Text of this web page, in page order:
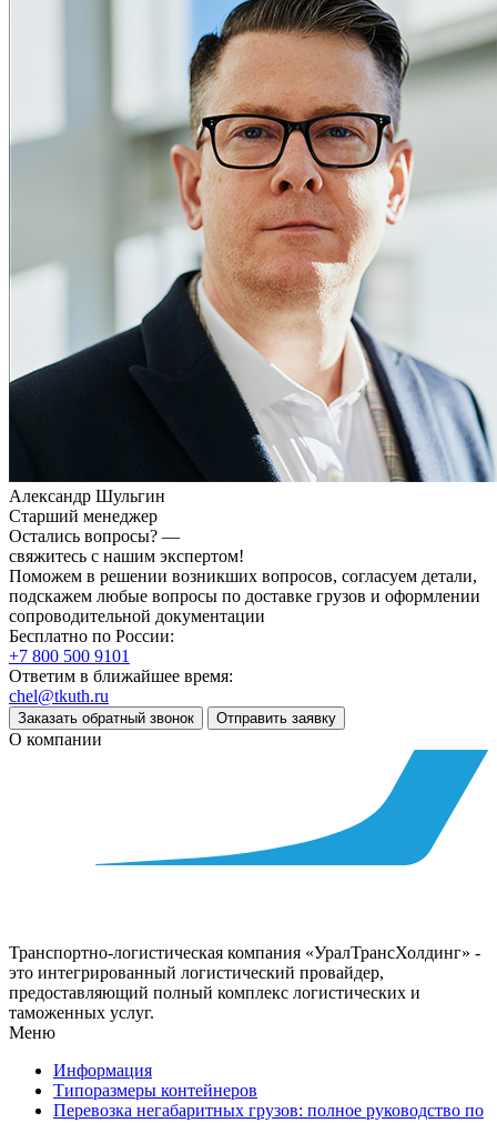
Александр Шульгин
Старший менеджер
Остались вопросы? —
свяжитесь с нашим экспертом!
Поможем в решении возникших вопросов, согласуем детали,
подскажем любые вопросы по доставке грузов и оформлении
сопроводительной документации
Бесплатно по России:
+7 800 500 9101
Ответим в ближайшее время:
chel@tkuth.ru
Заказать обратный звонок Отправить заявку
О компании
Транспортно-логистическая компания «УралТрансХолдинг» -
это интегрированный логистический провайдер,
предоставляющий полный комплекс логистических и
таможенных услуг.
Меню
Информация
Типоразмеры контейнеров
Перевозка негабаритных грузов: полное руководство по